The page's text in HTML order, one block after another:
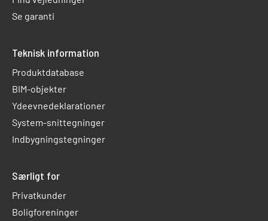
Se garanti
Teknisk information
Produktdatabase
BIM-objekter
Ydeevnedeklarationer
System-snittegninger
Indbygningstegninger
Særligt for
Privatkunder
Boligforeninger